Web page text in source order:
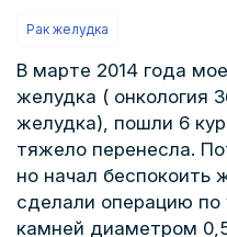
Рак желудка
В марте 2014 года
желудка ( онкология
желудка), пошли 6
тяжело перенесла.
но начал беспокоить
сделали операцию по
камней диаметром